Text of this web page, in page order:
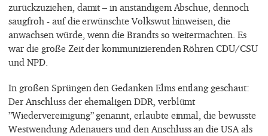
zurückzuziehen, damit – in anständigem Abschue, dennoch
saugfroh - auf die erwünschte Volkswut hinweisen, die
anwachsen würde, wenn die Brandts so weitermachten. Es
war die große Zeit der kommunizierenden Röhren CDU/CSU
und NPD.
In großen Sprüngen den Gedanken Elms entlang geschaut:
Der Anschluss der ehemaligen DDR, verblümt
”Wiedervereinigung” genannt, erlaubte einmal, die bewusste
Westwendung Adenauers und den Anschluss an die USA als